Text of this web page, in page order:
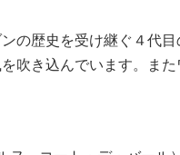
の歴史を受け継ぐ４代
吹き込んでいます。ま